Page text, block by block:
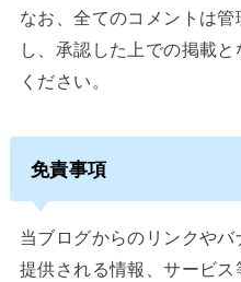
なお、全てのコメントは
し、承認した上での掲載
ください。
免責事項
当ブログからのリンクや
提供される情報、サービ